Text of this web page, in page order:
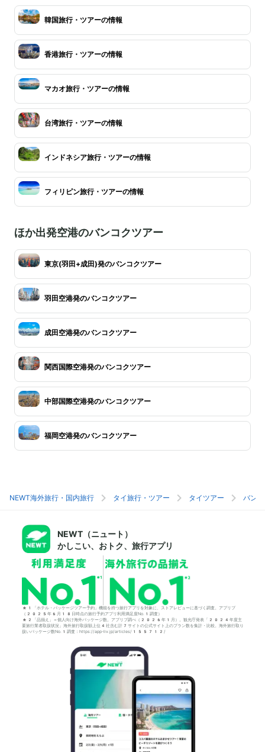
韓国旅行・ツアーの情報
香港旅行・ツアーの情報
マカオ旅行・ツアーの情報
台湾旅行・ツアーの情報
インドネシア旅行・ツアーの情報
フィリピン旅行・ツアーの情報
ほか出発空港のバンコクツアー
東京(羽田+成田)発のバンコクツアー
羽田空港発のバンコクツアー
成田空港発のバンコクツアー
関西国際空港発のバンコクツアー
中部国際空港発のバンコクツアー
福岡空港発のバンコクツアー
NEWT海外旅行・国内旅行 タイ旅行・ツアー タイツアー バン
NEWT（ニュート）
かしこい、おトク、旅行アプリ
*1「ホテル・パッケージツアー予約」機能を持つ旅行アプリを対象に、ストアレビューに基づく調査。アプリブ
（2025年6月18日時点の旅行予約アプリ利用満足度No.1調査）
*2「品揃え」＝個人向け海外パッケージ数。アプリブ調べ（2026年1月）。観光庁発表「2024年度主
要旅行業者取扱状況」海外旅行取扱額上位4社含む計7サイトの公式サイト上のプラン数を集計・比較。海外旅行取り
扱いパッケージ数No.1調査：https://app-liv.jp/articles/155712/